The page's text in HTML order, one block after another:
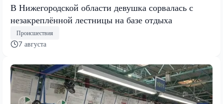
В Нижегородской области девушка сорвалась с
незакреплённой лестницы на базе отдыха
Происшествия
7 августа